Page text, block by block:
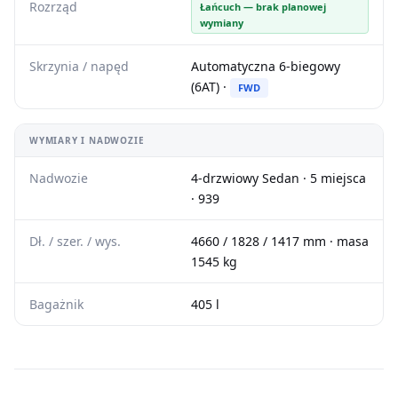
Rozrząd
Łańcuch — brak planowej
wymiany
Skrzynia / napęd
Automatyczna 6-biegowy
(6AT) ·
FWD
WYMIARY I NADWOZIE
Nadwozie
4-drzwiowy Sedan · 5 miejsca
· 939
Dł. / szer. / wys.
4660 / 1828 / 1417 mm · masa
1545 kg
Bagażnik 405 l